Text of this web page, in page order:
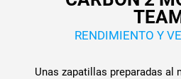
RENDIMIENTO Y
Unas zapatillas preparadas al